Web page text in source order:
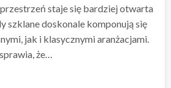
przestrzeń staje się bardziej otwarta
szklane doskonale komponują się
jak i klasycznymi aranżacjami.
że…